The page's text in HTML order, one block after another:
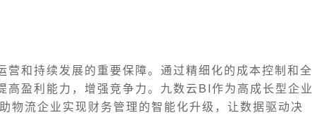
营和持续发展的重要保障。通过精细化的成本控制和全
高盈利能力，增强竞争力。九数云BI作为高成长型企业
物流企业实现财务管理的智能化升级，让数据驱动决